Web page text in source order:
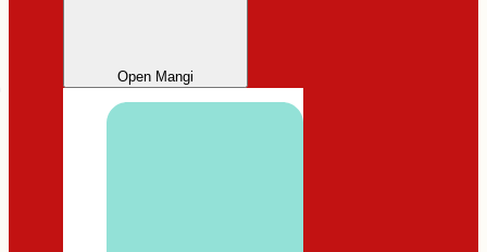
Open Mangi